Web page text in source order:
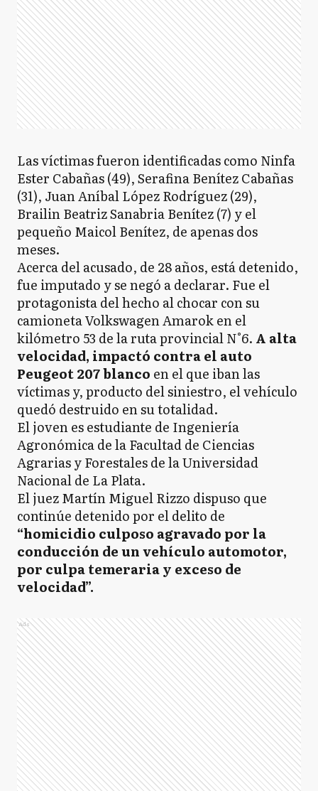
Las víctimas fueron identificadas como Ninfa
Ester Cabañas (49), Serafina Benítez Cabañas
(31), Juan Aníbal López Rodríguez (29),
Brailin Beatriz Sanabria Benítez (7) y el
pequeño Maicol Benítez, de apenas dos
meses.
Acerca del acusado, de 28 años, está detenido,
fue imputado y se negó a declarar. Fue el
protagonista del hecho al chocar con su
camioneta Volkswagen Amarok en el
kilómetro 53 de la ruta provincial N°6. A alta
velocidad, impactó contra el auto
Peugeot 207 blanco en el que iban las
víctimas y, producto del siniestro, el vehículo
quedó destruido en su totalidad.
El joven es estudiante de Ingeniería
Agronómica de la Facultad de Ciencias
Agrarias y Forestales de la Universidad
Nacional de La Plata.
El juez Martín Miguel Rizzo dispuso que
continúe detenido por el delito de
“homicidio culposo agravado por la
conducción de un vehículo automotor,
por culpa temeraria y exceso de
velocidad”.
Ads